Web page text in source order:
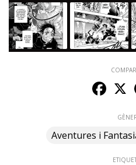
X
Aventures i